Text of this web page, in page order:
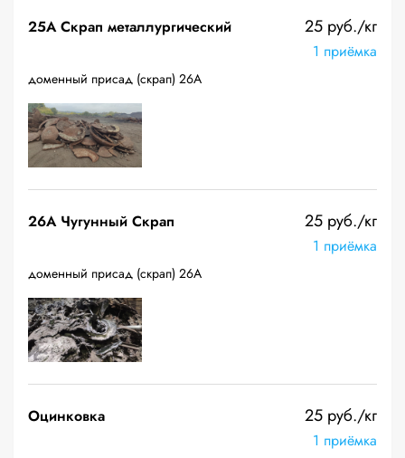
25A Скрап металлургический 25 руб./кг
1 приёмка
доменный присад (скрап) 26А
26A Чугунный Скрап 25 руб./кг
1 приёмка
доменный присад (скрап) 26А
Оцинковка 25 руб./кг
1 приёмка